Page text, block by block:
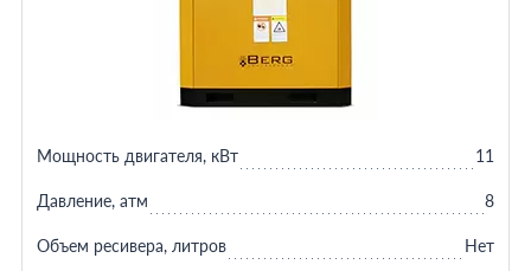
Мощность двигателя, кВт 11
Давление, атм 8
Объем ресивера, литров Нет